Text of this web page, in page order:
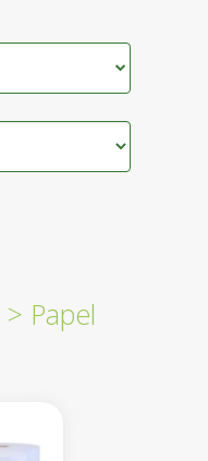
> Papel